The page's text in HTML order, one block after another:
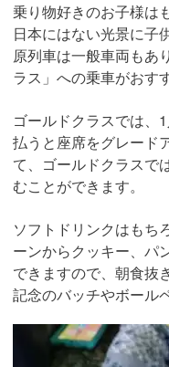
乗り物好きのお子様は
日本にはない光景に子
原列車は一般車両もあ
ラス」への乗車がおす
ゴールドクラスでは、
払うと座席をグレード
て、ゴールドクラスで
むことができます。
ソフトドリンクはもち
ーンからクッキー、パ
できますので、朝食抜
記念のバッチやボール